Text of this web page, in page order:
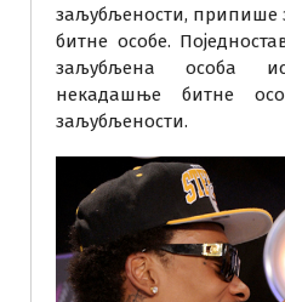
заљубљености, припише
битне особе.
заљубљена особа
некадашње битне
заљубљености.